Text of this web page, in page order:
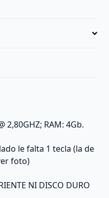
2,80GHZ; RAM: 4Gb.
le falta 1 tecla (la de
foto)
NI DISCO DURO